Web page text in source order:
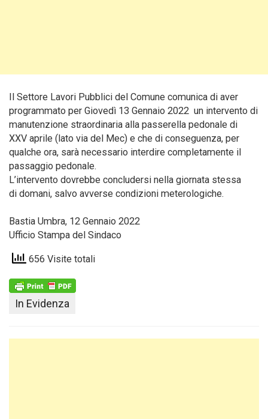
Il Settore Lavori Pubblici del Comune comunica di aver
programmato per Giovedì 13 Gennaio 2022 un intervento di
manutenzione straordinaria alla passerella pedonale di
XXV aprile (lato via del Mec) e che di conseguenza, per
qualche ora, sarà necessario interdire completamente il
passaggio pedonale.
L’intervento dovrebbe concludersi nella giornata stessa
di domani, salvo avverse condizioni meterologiche.
Bastia Umbra, 12 Gennaio 2022
Ufficio Stampa del Sindaco
656 Visite totali
In Evidenza